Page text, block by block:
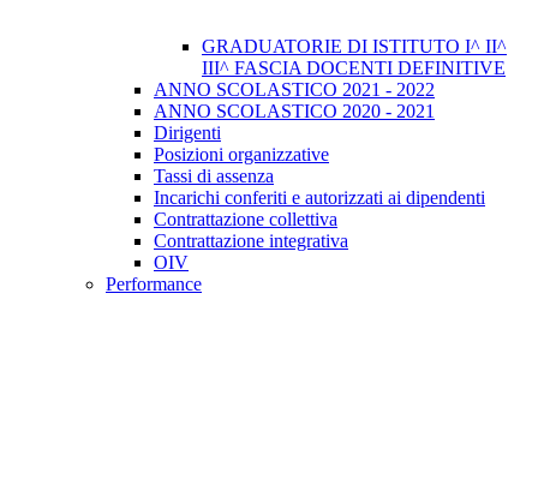
GRADUATORIE DI ISTITUTO I^ II^
III^ FASCIA DOCENTI DEFINITIVE
ANNO SCOLASTICO 2021 - 2022
ANNO SCOLASTICO 2020 - 2021
Dirigenti
Posizioni organizzative
Tassi di assenza
Incarichi conferiti e autorizzati ai dipendenti
Contrattazione collettiva
Contrattazione integrativa
OIV
Performance